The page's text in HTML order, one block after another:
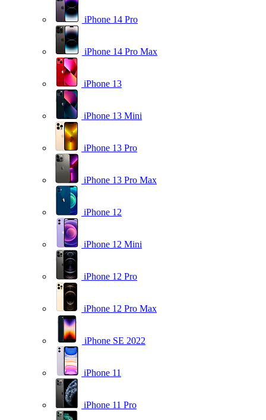
iPhone 14 Pro
iPhone 14 Pro Max
iPhone 13
iPhone 13 Mini
iPhone 13 Pro
iPhone 13 Pro Max
iPhone 12
iPhone 12 Mini
iPhone 12 Pro
iPhone 12 Pro Max
iPhone SE 2022
iPhone 11
iPhone 11 Pro